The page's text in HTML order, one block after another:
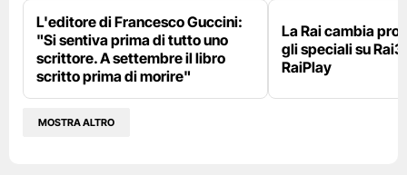
L'editore di Francesco Guccini:
"Si sentiva prima di tutto uno
scrittore. A settembre il libro
scritto prima di morire"
La Rai cambia
gli speciali su
RaiPlay
MOSTRA ALTRO